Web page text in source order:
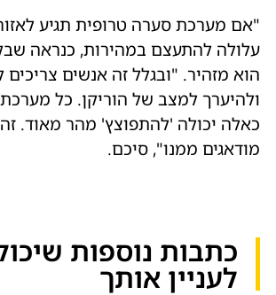
"אם מערכת סערה טרופית תגיע
עלולה להתעצם במהירות, כנראה
הוא מזהיר. "ובגלל זה אנשים צריכים
ולהיערך למצב של הוריקן. כל
כאלה יכולה 'להתפוצץ' מהר מאוד.
מודאגים ממנו", סיכם.
כתבות נוספות
לעניין אותך​